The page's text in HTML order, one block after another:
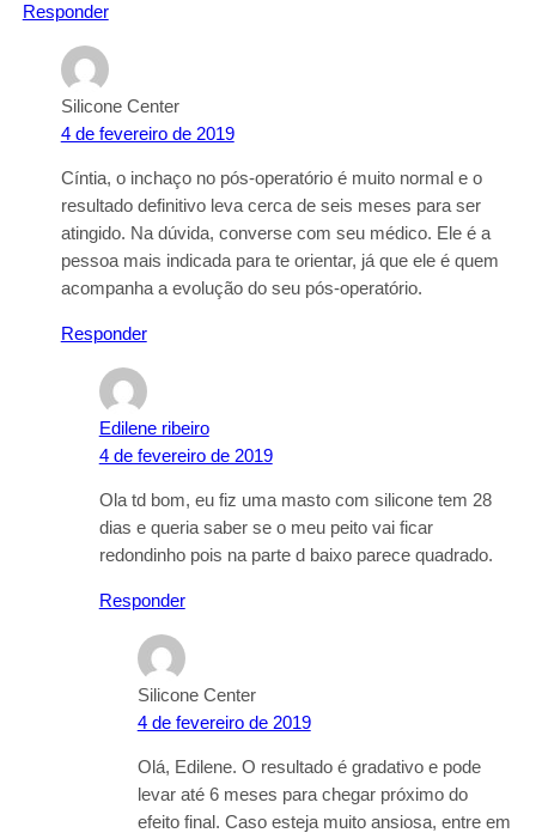
Responder
Silicone Center
4 de fevereiro de 2019
Cíntia, o inchaço no pós-operatório é muito normal e o
resultado definitivo leva cerca de seis meses para ser
atingido. Na dúvida, converse com seu médico. Ele é a
pessoa mais indicada para te orientar, já que ele é quem
acompanha a evolução do seu pós-operatório.
Responder
Edilene ribeiro
4 de fevereiro de 2019
Ola td bom, eu fiz uma masto com silicone tem 28
dias e queria saber se o meu peito vai ficar
redondinho pois na parte d baixo parece quadrado.
Responder
Silicone Center
4 de fevereiro de 2019
Olá, Edilene. O resultado é gradativo e pode
levar até 6 meses para chegar próximo do
efeito final. Caso esteja muito ansiosa, entre em